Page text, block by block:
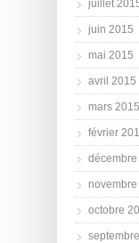
juillet
juin 2015
mai 2015
avril 2015
mars 2015
février
octobre